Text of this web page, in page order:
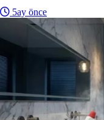
5ay önce